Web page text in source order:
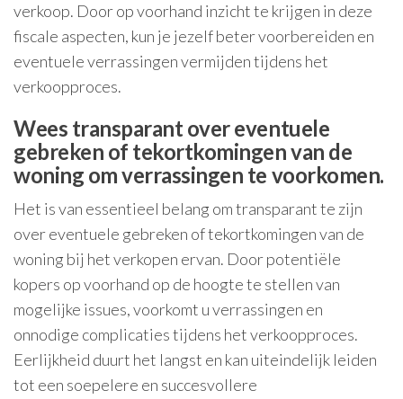
verkoop. Door op voorhand inzicht te krijgen in deze
fiscale aspecten, kun je jezelf beter voorbereiden en
eventuele verrassingen vermijden tijdens het
verkoopproces.
Wees transparant over eventuele
gebreken of tekortkomingen van de
woning om verrassingen te voorkomen.
Het is van essentieel belang om transparant te zijn
over eventuele gebreken of tekortkomingen van de
woning bij het verkopen ervan. Door potentiële
kopers op voorhand op de hoogte te stellen van
mogelijke issues, voorkomt u verrassingen en
onnodige complicaties tijdens het verkoopproces.
Eerlijkheid duurt het langst en kan uiteindelijk leiden
tot een soepelere en succesvollere